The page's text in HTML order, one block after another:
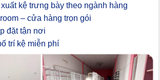
kệ trưng bày theo ngành hàng
– cửa hàng trọn gói
đặt tận nơi
trí kệ miễn phí